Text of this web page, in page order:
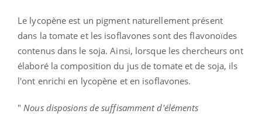
Le lycopène est un pigment naturellement présent
dans la tomate et les isoflavones sont des flavonoïdes
contenus dans le soja. Ainsi, lorsque les chercheurs ont
élaboré la composition du jus de tomate et de soja, ils
l'ont enrichi en lycopène et en isoflavones.
" Nous disposions de suffisamment d'éléments